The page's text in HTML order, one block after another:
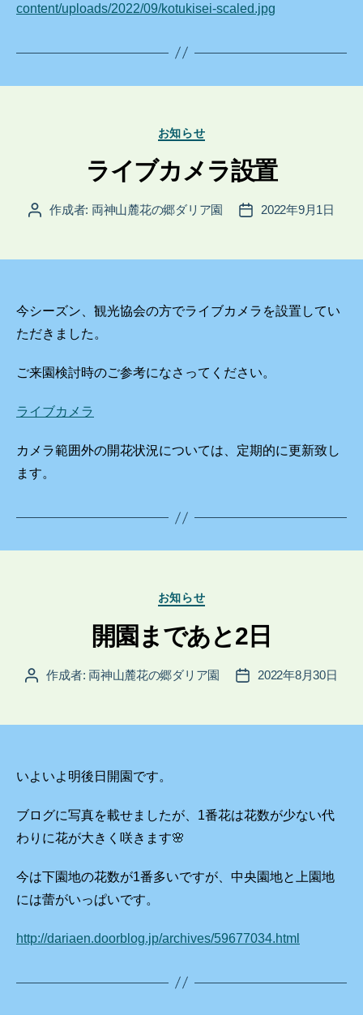
content/uploads/2022/09/kotukisei-scaled.jpg
カ
テ
リ
お知らせ
ライブカメラ設置
投 作成者: 両神山麓花の郷ダリア園
投
2022年9月1日
今シーズン、観光協会の方でライブカメラを設置してい
ただきました。
ご来園検討時のご参考になさってください。
ライブカメラ
カメラ範囲外の開花状況については、定期的に更新致し
ます。
カ
テ
ゴ
リ
お知らせ
開園まであと2日
投
作成者: 両神山麓花の郷ダリア園
投
2022年8月30日
いよいよ明後日開園です。
ブログに写真を載せましたが、1番花は花数が少ない代
わりに花が大きく咲きます🌸
今は下園地の花数が1番多いですが、中央園地と上園地
には蕾がいっぱいです。
http://dariaen.doorblog.jp/archives/59677034.html